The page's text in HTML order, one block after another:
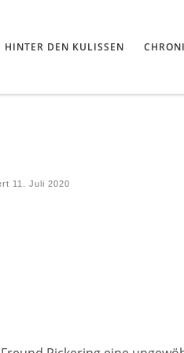
HINTER DEN KULISSEN
11. Juli 2020